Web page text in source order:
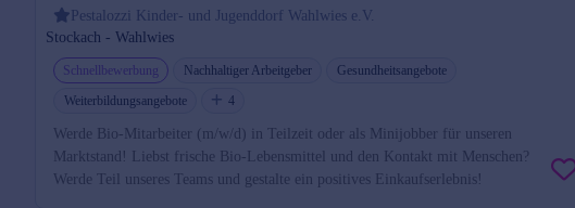
Pestalozzi Kinder- und Jugenddorf Wahlwies e.V.
Stockach - Wahlwies
Schnellbewerbung Nachhaltiger Arbeitgeber
Gesundheitsangebote
Weiterbildungsangebote
4
Werde Bio-Mitarbeiter (m/w/d) in Teilzeit oder als Minijobber für unseren
Marktstand! Liebst frische Bio-Lebensmittel und den Kontakt mit Menschen?
Werde Teil unseres Teams und gestalte ein positives Einkaufserlebnis!